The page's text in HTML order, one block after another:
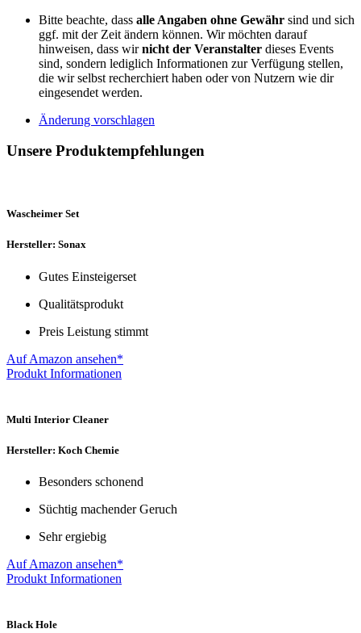
Bitte beachte, dass alle Angaben ohne Gewähr sind und sich
ggf. mit der Zeit ändern können. Wir möchten darauf
hinweisen, dass wirnicht der Veranstalter dieses Events
sind, sondern lediglich Informationen zur Verfügung stellen,
die wir selbst recherchiert haben oder von Nutzern wie dir
eingesendet werden.
Änderung vorschlagen
Unsere Produktempfehlungen
Wascheimer Set
Hersteller: Sonax
Gutes Einsteigerset
Qualitätsprodukt
Preis Leistung stimmt
Auf Amazon ansehen*
Produkt Informationen
Multi Interior Cleaner
Hersteller: Koch Chemie
Besonders schonend
Süchtig machender Geruch
Sehr ergiebig
Auf Amazon ansehen*
Produkt Informationen
Black Hole